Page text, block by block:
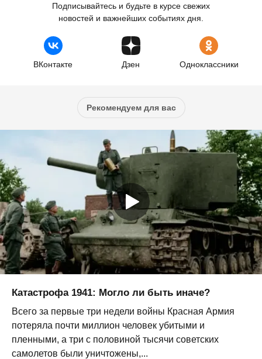
Подписывайтесь и будьте в курсе свежих
новостей и важнейших событиях дня.
ВКонтакте Дзен Одноклассники
Рекомендуем для вас
Катастрофа 1941: Могло ли быть иначе?
Всего за первые три недели войны Красная Армия
потеряла почти миллион человек убитыми и
пленными, а три с половиной тысячи советских
самолетов были уничтожены,...